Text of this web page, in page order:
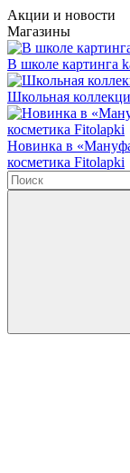
Акции и новости
Магазины
В школе картинга
Школьная
Новинка в
косметика Fitolapki